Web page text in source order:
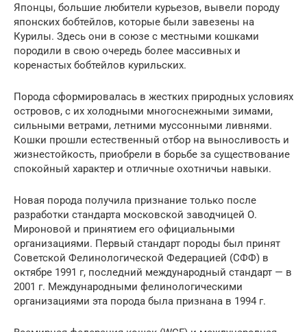
Японцы, большие любители курьезов, вывели породу
японских бобтейлов, которые были завезены на
Курилы. Здесь они в союзе с местными кошками
породили в свою очередь более массивных и
коренастых бобтейлов курильских.
Порода сформировалась в жестких природных условиях
островов, с их холодными многоснежными зимами,
сильными ветрами, летними муссонными ливнями.
Кошки прошли естественный отбор на выносливость и
жизнестойкость, приобрели в борьбе за существование
спокойный характер и отличные охотничьи навыки.
Новая порода получила признание только после
разработки стандарта московской заводчицей О.
Мироновой и принятием его официальными
организациями. Первый стандарт породы был принят
Советской Фелинологической Федерацией (СФФ) в
октябре 1991 г, последний международный стандарт — в
2001 г. Международными фелинологическими
организациями эта порода была признана в 1994 г.